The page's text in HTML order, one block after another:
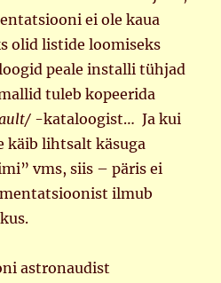
ei ole kaua
olid listide loomiseks
peale installi tühjad
tuleb kopeerida
-kataloogist… Ja kui
käib lihtsalt käsuga
vms, siis – päris ei
ilmub
astronaudist